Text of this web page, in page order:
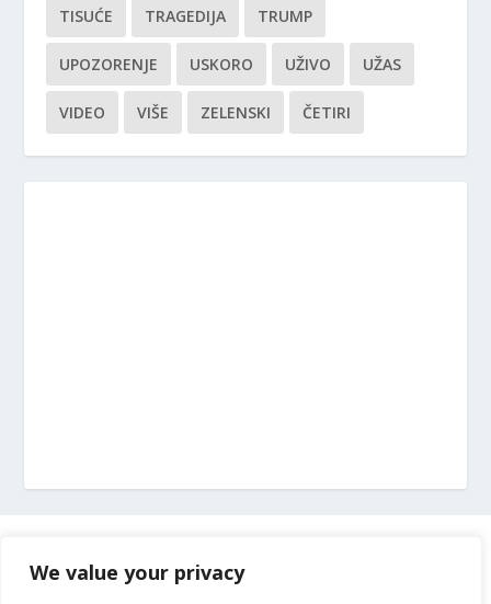
We value your privacy
TISUĆE TRAGEDIJA TRUMP
UPOZORENJE USKORO UŽIVO UŽAS
VIDEO VIŠE ZELENSKI ČETIRI